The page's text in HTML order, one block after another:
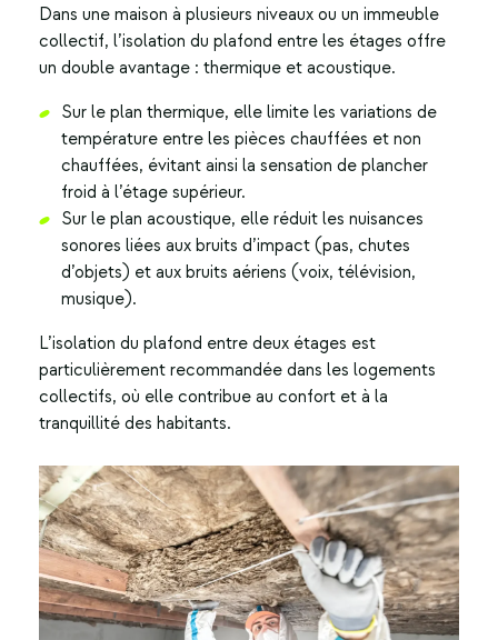
Dans une maison à plusieurs niveaux ou un immeuble
collectif, l’isolation du plafond entre les étages offre
un double avantage : thermique et acoustique.
Sur le plan thermique, elle limite les variations de
température entre les pièces chauffées et non
chauffées, évitant ainsi la sensation de plancher
froid à l’étage supérieur.
Sur le plan acoustique, elle réduit les nuisances
sonores liées aux bruits d’impact (pas, chutes
d’objets) et aux bruits aériens (voix, télévision,
musique).
L’isolation du plafond entre deux étages est
particulièrement recommandée dans les logements
collectifs, où elle contribue au confort et à la
tranquillité des habitants.